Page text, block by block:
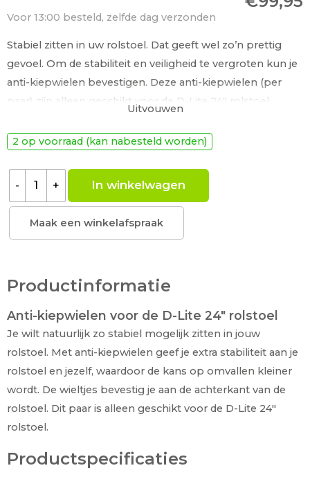
Voor 13:00 besteld, zelfde dag verzonden
Stabiel zitten in uw rolstoel. Dat geeft wel zo’n prettig
gevoel. Om de stabiliteit en veiligheid te vergroten kun je
anti-kiepwielen bevestigen. Deze anti-kiepwielen (per
paar) zijn alleen geschikt voor de D-Lite 24″ rolstoel.
Uitvouwen
2 op voorraad (kan nabesteld worden)
- + In winkelwagen
Maak een winkelafspraak
Productinformatie
Anti-kiepwielen voor de D-Lite 24″ rolstoel
Je wilt natuurlijk zo stabiel mogelijk zitten in jouw
rolstoel. Met anti-kiepwielen geef je extra stabiliteit aan je
rolstoel en jezelf, waardoor de kans op omvallen kleiner
wordt. De wieltjes bevestig je aan de achterkant van de
rolstoel. Dit paar is alleen geschikt voor de D-Lite 24″
rolstoel.
Productspecificaties